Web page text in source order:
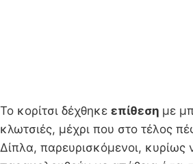
Το κορίτσι δέχθηκε επίθεση με
κλωτσιές, μέχρι που στο τέλος
Δίπλα, παρευρισκόμενοι, κυρίως